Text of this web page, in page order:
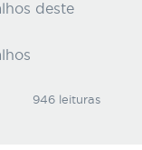
deste
946 leituras